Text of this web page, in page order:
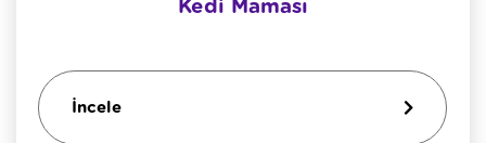
Kedi Maması
İncele